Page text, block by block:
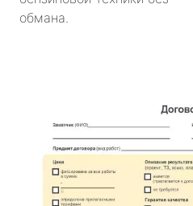
обмана.